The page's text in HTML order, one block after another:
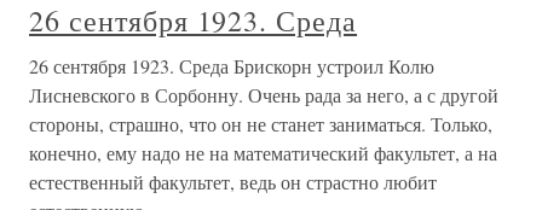
26 сентября 1923. Среда
26 сентября 1923. Среда Брискорн устроил Колю
Лисневского в Сорбонну. Очень рада за него, а с другой
стороны, страшно, что он не станет заниматься. Только,
конечно, ему надо не на математический факультет, а на
естественный факультет, ведь он страстно любит